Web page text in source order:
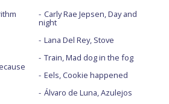
Carly Rae Jepsen, Day and
night
Lana Del Rey, Stove
Train, Mad dog in the fog
Eels, Cookie happened
Álvaro de Luna, Azulejos